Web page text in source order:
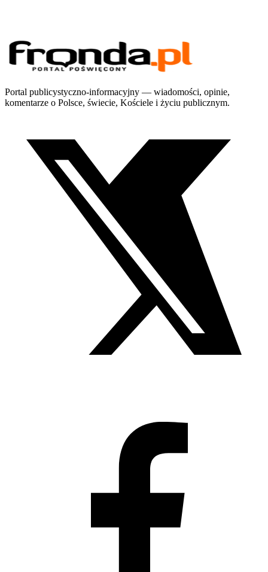
Portal publicystyczno-informacyjny — wiadomości, opinie,
komentarze o Polsce, świecie, Kościele i życiu publicznym.